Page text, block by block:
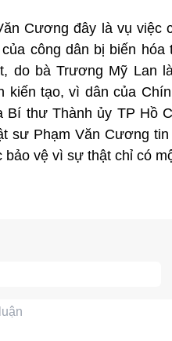
Cương đây là vụ
công dân bị biến
do bà Trương Mỹ Lan
kiến tạo, vì dân của
Bí thư Thành ủy TP Hồ
sư Phạm Văn Cương
vệ vì sự thật chỉ có